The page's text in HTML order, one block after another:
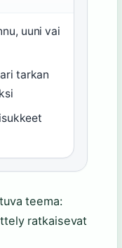
uuni vai
tarkan
teema:
ratkaisevat